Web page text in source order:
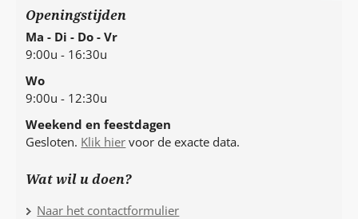
Openingstijden
Ma - Di - Do - Vr
9:00u - 16:30u
Wo
9:00u - 12:30u
Weekend en feestdagen
Gesloten. Klik hier voor de exacte data.
Wat wil u doen?
Naar het contactformulier